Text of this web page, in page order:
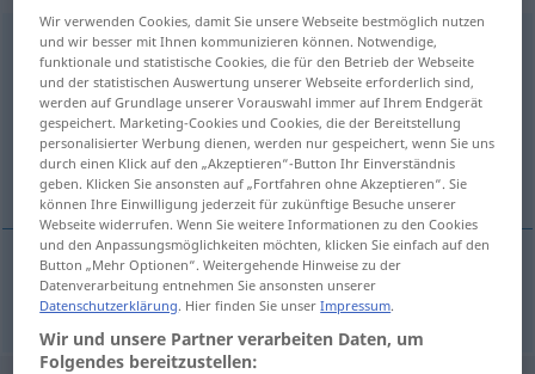
tiefblauadj
Übersicht aller Übersetzungen
(Für mehr Details die Übersetzung anklicken/antippen)
dark- blue
dark- (oddeep-)blue tiefblau
Wir verwenden Cookies, damit Sie unsere Webseite bestmöglich nutzen
und wir besser mit Ihnen kommunizieren können. Notwendige,
funktionale und statistische Cookies, die für den Betrieb der Webseite
und der statistischen Auswertung unserer Webseite erforderlich sind,
werden auf Grundlage unserer Vorauswahl immer auf Ihrem Endgerät
gespeichert. Marketing-Cookies und Cookies, die der Bereitstellung
personalisierter Werbung dienen, werden nur gespeichert, wenn Sie uns
durch einen Klick auf den „Akzeptieren“-Button Ihr Einverständnis
geben. Klicken Sie ansonsten auf „Fortfahren ohne Akzeptieren“. Sie
können Ihre Einwilligung jederzeit für zukünftige Besuche unserer
Webseite widerrufen. Wenn Sie weitere Informationen zu den Cookies
und den Anpassungsmöglichkeiten möchten, klicken Sie einfach auf den
Button „Mehr Optionen“. Weitergehende Hinweise zu der
Datenverarbeitung entnehmen Sie ansonsten unserer
Datenschutzerklärung. Hier finden Sie unserImpressum.
Wir und unsere Partner verarbeiten Daten, um
Folgendes bereitzustellen: